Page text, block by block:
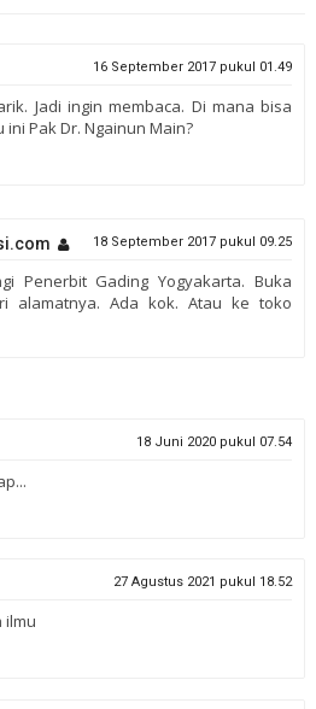
16 September 2017 pukul 01.49
Jadi ingin membaca. Di mana bisa
Pak Dr. Ngainun Main?
18 September 2017 pukul 09.25
Penerbit Gading Yogyakarta. Buka
alamatnya. Ada kok. Atau ke toko
18 Juni 2020 pukul 07.54
27 Agustus 2021 pukul 18.52
ilmu